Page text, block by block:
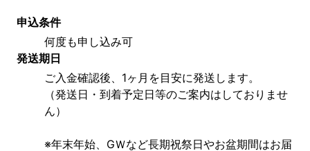
申込条件
何度も申し込み可
発送期日
ご入金確認後、1ヶ月を目安に発送します。
（発送日・到着予定日等のご案内はしておりませ
ん）
※年末年始、GＷなど長期祝祭日やお盆期間はお届